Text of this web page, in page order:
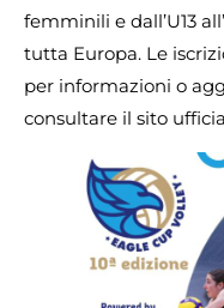
femminili e dall’U13
tutta Europa. Le
per informazioni o
consultare il sito